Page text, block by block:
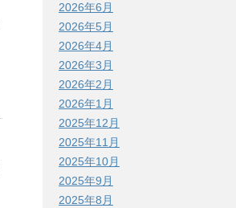
2026年6月
2026年5月
2026年4月
2026年3月
2026年2月
2026年1月
2025年12月
2025年11月
2025年10月
2025年9月
2025年8月